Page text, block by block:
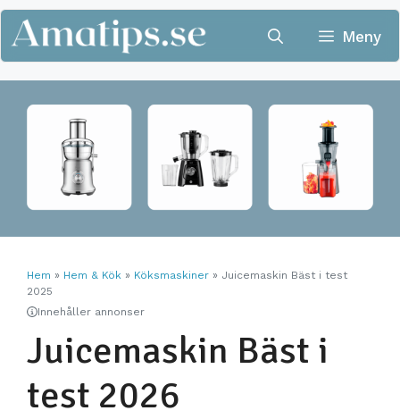
Hoppa
till
innehåll
Meny
Hem » Hem & Kök » Köksmaskiner » Juicemaskin Bäst i test
2025
Innehåller annonser
Juicemaskin Bäst i
test 2026